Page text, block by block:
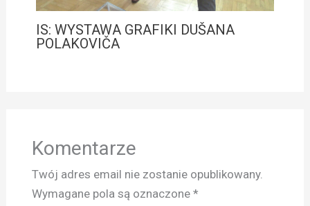
IS: WYSTAWA GRAFIKI DUŠANA
POLAKOVIČA
Komentarze
Twój adres email nie zostanie opublikowany.
Wymagane pola są oznaczone *